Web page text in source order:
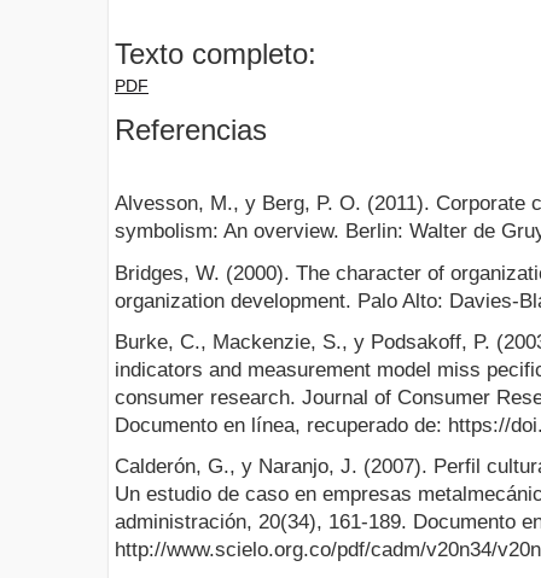
Texto completo:
PDF
Referencias
Alvesson, M., y Berg, P. O. (2011). Corporate
symbolism: An overview. Berlin: Walter de
Bridges, W. (2000). The character of
organization development. Palo Alto: Davies-
Burke, C., Mackenzie, S., y Podsakoff, P.
indicators and measurement model miss
consumer research. Journal of Consumer
Documento en línea, recuperado de: https://
Calderón, G., y Naranjo, J. (2007). Perfil
Un estudio de caso en empresas
administración, 20(34), 161-189. Documento
http://www.scielo.org.co/pdf/cadm/v20n34/